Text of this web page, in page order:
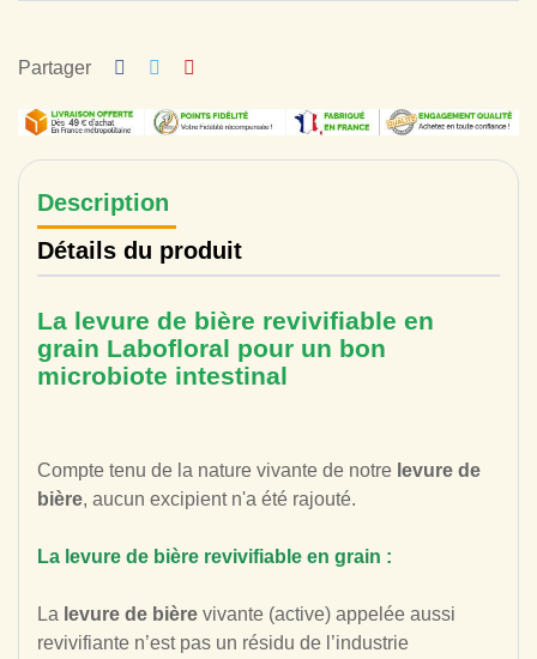
Partager
Description
Détails du produit
La levure de bière revivifiable en
grain Labofloral pour un bon
microbiote intestinal
Compte tenu de la nature vivante de notre levure de
bière, aucun excipient n'a été rajouté.
La levure de bière revivifiable en grain :
La levure de bière vivante (active) appelée aussi
revivifiante n’est pas un résidu de l’industrie